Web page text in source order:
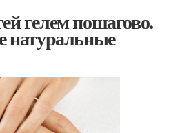
гелем пошагово.
натуральные